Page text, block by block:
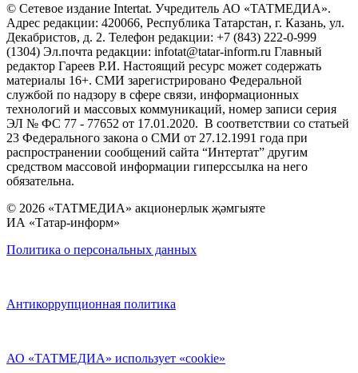
© Сетевое издание Intertat. Учредитель АО «ТАТМЕДИА».
Адрес редакции: 420066, Республика Татарстан, г. Казань, ул.
Декабристов, д. 2. Телефон редакции: +7 (843) 222-0-999
(1304) Эл.почта редакции: infotat@tatar-inform.ru Главный
редактор Гареев Р.И. Настоящий ресурс может содержать
материалы 16+. СМИ зарегистрировано Федеральной
службой по надзору в сфере связи, информационных
технологий и массовых коммуникаций, номер записи серия
ЭЛ № ФС 77 - 77652 от 17.01.2020. В соответствии со статьей
23 Федерального закона о СМИ от 27.12.1991 года при
распространении сообщений сайта “Интертат” другим
средством массовой информации гиперссылка на него
обязательна.
© 2026 «ТАТМЕДИА» акционерлык җәмгыяте
ИА «Татар-информ»
Политика о персональных данных
Антикоррупционная политика
АО «ТАТМЕДИА» использует «cookie»